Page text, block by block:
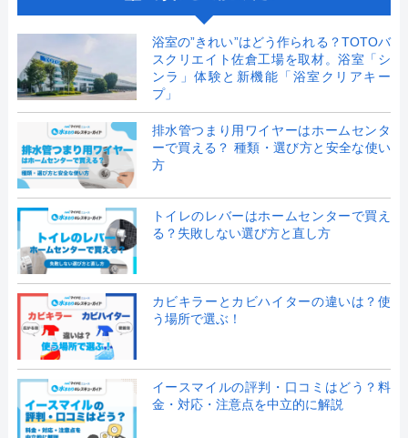
浴室の”きれい”はどう作られる？TOTOバ
スクリエイト佐倉工場を取材。浴室「シ
ンラ」体験と新機能「浴室クリアキー
プ」
排水管つまり用ワイヤーはホームセンタ
ーで買える？ 種類・選び方と安全な使い
方
トイレのレバーはホームセンターで買え
る？失敗しない選び方と直し方
カビキラーとカビハイターの違いは？使
う場所で選ぶ！
イースマイルの評判・口コミはどう？料
金・対応・注意点を中立的に解説